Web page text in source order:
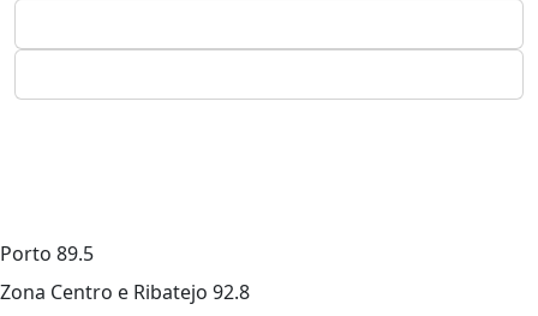
Porto 89.5
Zona Centro e Ribatejo 92.8